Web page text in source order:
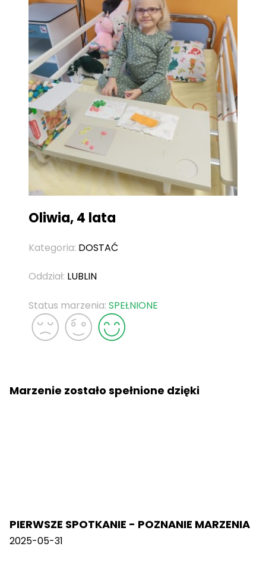
Oliwia, 4 lata
Kategoria: DOSTAĆ
Oddział: LUBLIN
Status marzenia: SPEŁNIONE
Marzenie zostało spełnione dzięki
PIERWSZE SPOTKANIE - POZNANIE MARZENIA
2025-05-31